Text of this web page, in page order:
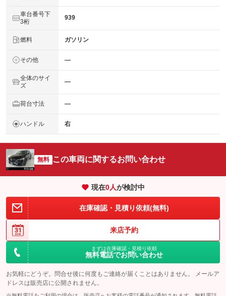
車台番号下
3桁
939
燃料 ガソリン
その他 ―
全体のサイ
ズ
―
荷台寸法 ―
ハンドル 右
無料 この車両に関するお問い合わせ
現在0人が検討中
在庫確認・見積り依頼(無料)
来店予約
まずは在庫確認・見積り依頼
無料電話でお問い合わせ
お気軽にどうぞ。問合せ後に何度もご連絡が届くことはありません。 メールア
ドレスは販売店に公開されません。